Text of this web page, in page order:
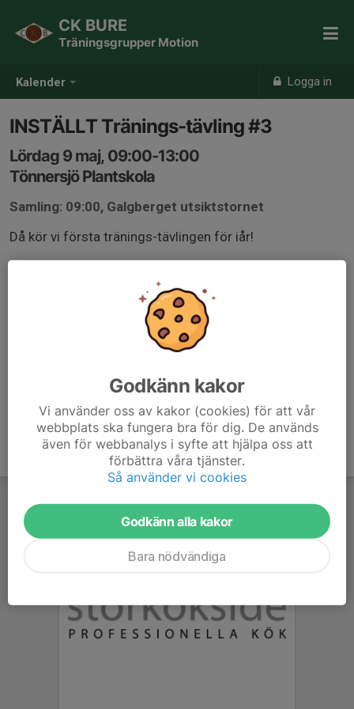
Kalender Logga in
CK BURE
Träningsgrupper Motion
INSTÄLLT Tränings-tävling #3
Lördag 9 maj, 09:00-13:00
Tönnersjö Plantskola
Samling: 09:00, Galgberget utsiktstornet
Då kör vi första tränings-tävlingen för iår!
Start 10:00 Tönnersjö plantskola.
99Km, 8 varv är tanken, man får ju såklart köra färre!
Godkänn kakor
Vi använder oss av kakor (cookies) för att vår
webbplats ska fungera bra för dig. De används
även för webbanalys i syfte att hjälpa oss att
förbättra våra tjänster.
Så använder vi cookies
Godkänn alla kakor
Bara nödvändiga